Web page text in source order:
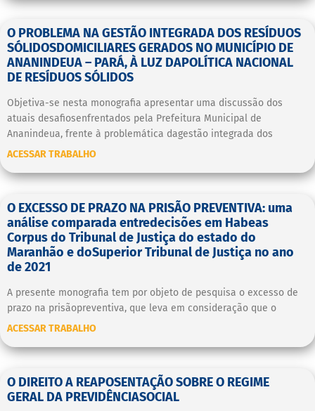
O PROBLEMA NA GESTÃO INTEGRADA DOS RESÍDUOS
SÓLIDOSDOMICILIARES GERADOS NO MUNICÍPIO DE
ANANINDEUA – PARÁ, À LUZ DAPOLÍTICA NACIONAL
DE RESÍDUOS SÓLIDOS
Objetiva-se nesta monografia apresentar uma discussão dos
atuais desafiosenfrentados pela Prefeitura Municipal de
Ananindeua, frente à problemática dagestão integrada dos
ACESSAR TRABALHO
O EXCESSO DE PRAZO NA PRISÃO PREVENTIVA: uma
análise comparada entredecisões em Habeas
Corpus do Tribunal de Justiça do estado do
Maranhão e doSuperior Tribunal de Justiça no ano
de 2021
A presente monografia tem por objeto de pesquisa o excesso de
prazo na prisãopreventiva, que leva em consideração que o
ACESSAR TRABALHO
O DIREITO A REAPOSENTAÇÃO SOBRE O REGIME
GERAL DA PREVIDÊNCIASOCIAL